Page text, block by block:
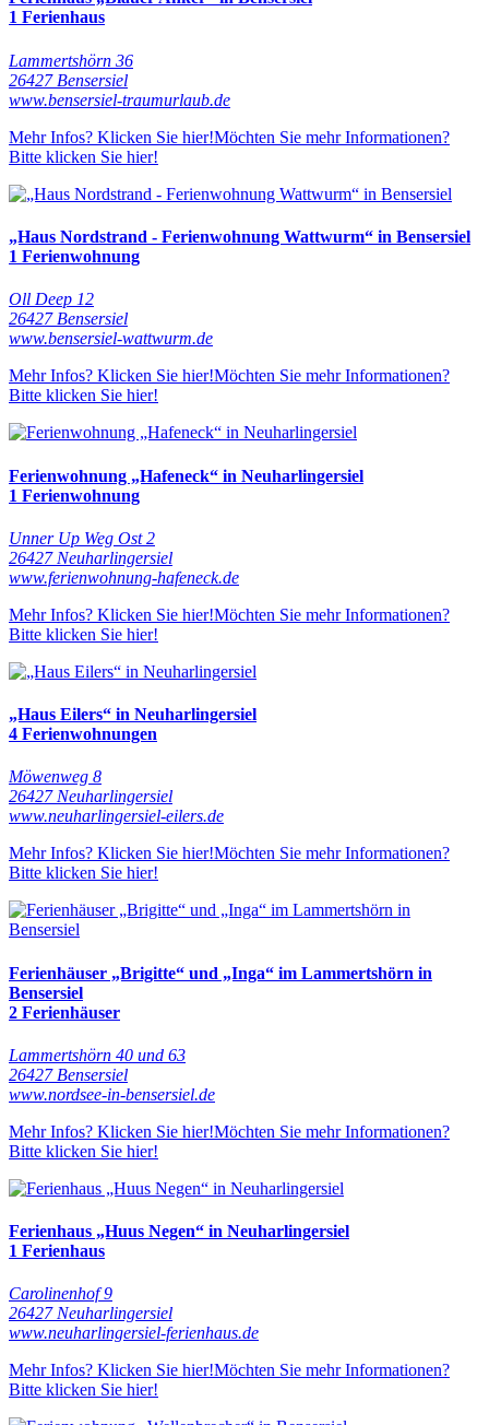
1 Ferienhaus
Lammertshörn 36
26427 Bensersiel
www.bensersiel-traumurlaub.de
Mehr Infos? Klicken Sie hier!Möchten Sie mehr Informationen?
Bitte klicken Sie hier!
„Haus Nordstrand - Ferienwohnung Wattwurm“ in Bensersiel
1 Ferienwohnung
Oll Deep 12
26427 Bensersiel
www.bensersiel-wattwurm.de
Mehr Infos? Klicken Sie hier!Möchten Sie mehr Informationen?
Bitte klicken Sie hier!
Ferienwohnung „Hafeneck“ in Neuharlingersiel
1 Ferienwohnung
Unner Up Weg Ost 2
26427 Neuharlingersiel
www.ferienwohnung-hafeneck.de
Mehr Infos? Klicken Sie hier!Möchten Sie mehr Informationen?
Bitte klicken Sie hier!
„Haus Eilers“ in Neuharlingersiel
4 Ferienwohnungen
Möwenweg 8
26427 Neuharlingersiel
www.neuharlingersiel-eilers.de
Mehr Infos? Klicken Sie hier!Möchten Sie mehr Informationen?
Bitte klicken Sie hier!
Ferienhäuser „Brigitte“ und „Inga“ im Lammertshörn in
Bensersiel
2 Ferienhäuser
Lammertshörn 40 und 63
26427 Bensersiel
www.nordsee-in-bensersiel.de
Mehr Infos? Klicken Sie hier!Möchten Sie mehr Informationen?
Bitte klicken Sie hier!
Ferienhaus „Huus Negen“ in Neuharlingersiel
1 Ferienhaus
Carolinenhof 9
26427 Neuharlingersiel
www.neuharlingersiel-ferienhaus.de
Mehr Infos? Klicken Sie hier!Möchten Sie mehr Informationen?
Bitte klicken Sie hier!